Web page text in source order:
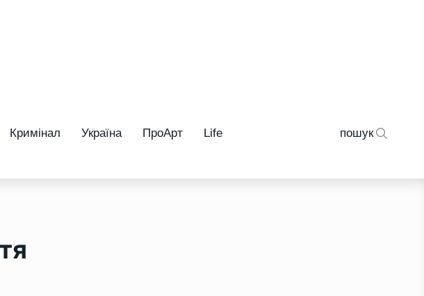
Кримінал Україна ПроАрт Life пошук